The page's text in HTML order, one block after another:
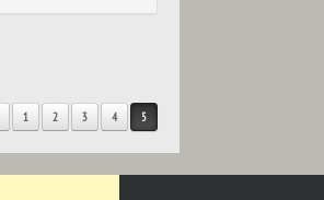
1 2 3 4 5